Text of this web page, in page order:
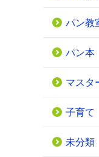
パン教
パン本
マスタ
子育て
未分類